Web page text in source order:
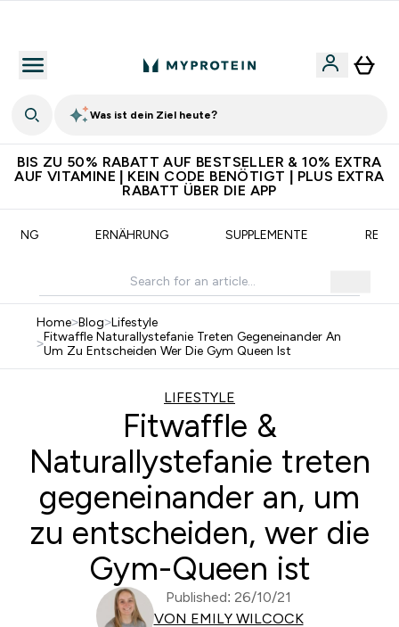
Was ist dein Ziel heute?
BIS ZU 50% RABATT AUF BESTSELLER & 10% EXTRA
AUF VITAMINE | KEIN CODE BENÖTIGT | PLUS EXTRA
RABATT ÜBER DIE APP
ERNÄHRUNG SUPPLEMENTE
Home>Blog>Lifestyle
>Fitwaffle Naturallystefanie Treten Gegeneinander An
Um Zu Entscheiden Wer Die Gym Queen Ist
LIFESTYLE
Fitwaffle &
Naturallystefanie treten
gegeneinander an, um
zu entscheiden, wer die
Gym-Queen ist
Published: 26/10/21
VON EMILY WILCOCK